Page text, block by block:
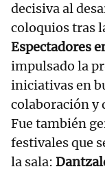
decisiva al
coloquios tras
Espectadores
impulsado la
iniciativas en
colaboración y
Fue también
festivales que
la sala: